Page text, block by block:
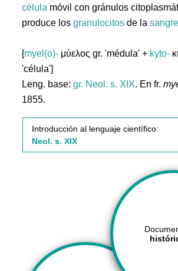
célula móvil con gránulos
produce losgranulocitos de lasangre
[myel(o)- μύελος gr. 'médula' + kyto-
'célula']
Leng. base:gr. Neol. s. XIX. En fr.
1855.
Introducción al lenguaje científico:
Neol. s. XIX